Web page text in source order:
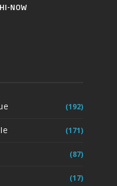
NOW
(192)
(171)
(87)
(17)